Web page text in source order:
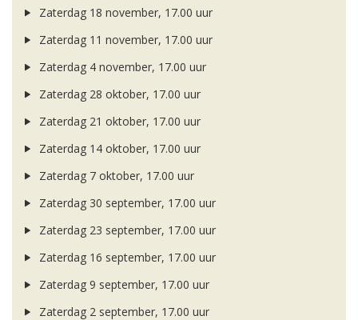
Zaterdag 18 november, 17.00 uur
Zaterdag 11 november, 17.00 uur
Zaterdag 4 november, 17.00 uur
Zaterdag 28 oktober, 17.00 uur
Zaterdag 21 oktober, 17.00 uur
Zaterdag 14 oktober, 17.00 uur
Zaterdag 7 oktober, 17.00 uur
Zaterdag 30 september, 17.00 uur
Zaterdag 23 september, 17.00 uur
Zaterdag 16 september, 17.00 uur
Zaterdag 9 september, 17.00 uur
Zaterdag 2 september, 17.00 uur